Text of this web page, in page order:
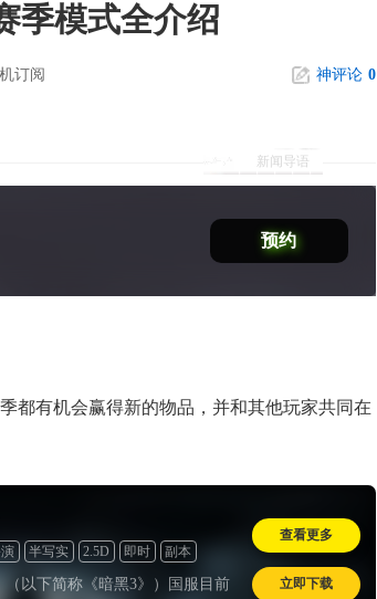
季模式全介绍
订阅 神评论 0
新闻导语
预约
有机会赢得新的物品，并和其他玩家共同在
半写实 2.5D 即时
副本
引擎 一次性付费 怀旧
（以下简称《暗黑3》）国服目前
查看更多
立即下载